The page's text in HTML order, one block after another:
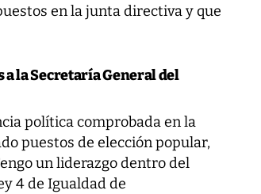
en la junta directiva y que
a la Secretaría General del
política comprobada en la
puestos de elección popular,
un liderazgo dentro del
4 de Igualdad de